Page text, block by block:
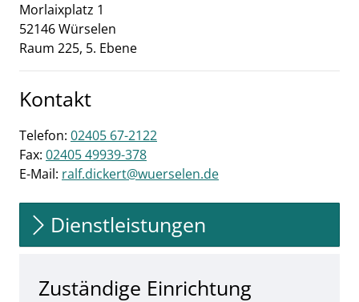
Morlaixplatz 1
52146Würselen
Raum 225, 5. Ebene
Kontakt
Telefon: 02405 67-2122
Fax: 02405 49939-378
E-Mail: ralf.dickert@wuerselen.de
Dienstleistungen
Zuständige Einrichtung